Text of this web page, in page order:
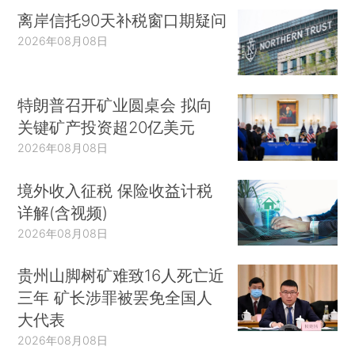
离岸信托90天补税窗口期疑问
2026年08月08日
特朗普召开矿业圆桌会 拟向
关键矿产投资超20亿美元
2026年08月08日
境外收入征税 保险收益计税
详解(含视频)
2026年08月08日
贵州山脚树矿难致16人死亡近
三年 矿长涉罪被罢免全国人
大代表
2026年08月08日